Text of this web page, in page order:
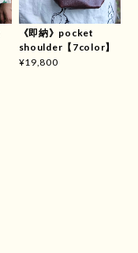
《即納》pocket
shoulder【7color】
¥19,800